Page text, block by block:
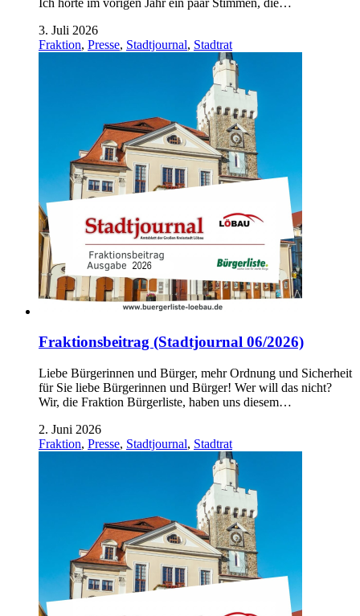
3. Juli 2026
Fraktion, Presse, Stadtjournal, Stadtrat
Fraktionsbeitrag (Stadtjournal 06/2026)
Liebe Bürgerinnen und Bürger, mehr Ordnung und Sicherheit
für Sie liebe Bürgerinnen und Bürger! Wer will das nicht?
Wir, die Fraktion Bürgerliste, haben uns diesem…
2. Juni 2026
Fraktion, Presse, Stadtjournal, Stadtrat